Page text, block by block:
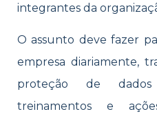
integrantes da
O assunto deve fazer
empresa diariamente,
proteção de dados
treinamentos e